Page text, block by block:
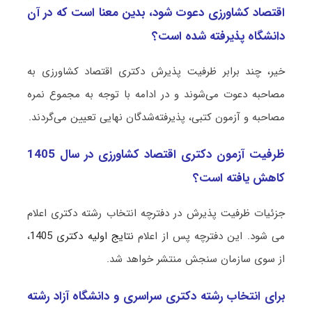
اﻗﺘﺼﺎد ﻛﺸﺎورزی دعوت شود، بدین معنا است که در آن
دانشگاه پذیرفته شده است؟
خیر، چند برابر ظرفیت پذیرش دکتری اﻗﺘﺼﺎد ﻛﺸﺎورزی به
مصاحبه دعوت می‌شوند و در ادامه با توجه به مجموع نمره
مصاحبه و آزمون کتبی، پذیرفته‌شدگان نهایی تعیین می‌گردند.
ظرفیت آزمون دکتری اﻗﺘﺼﺎد ﻛﺸﺎورزی در سال 1405
کاهش یافته است؟
جزئیات ظرفیت پذیرش در دفترچه انتخاب رشته دکتری اعلام
می شود. این دفترچه پس از اعلام نتایج اولیه دکتری 1405
،
از سوی سازمان سنجش منتشر خواهد شد.
برای انتخاب رشته دکتری سراسری و دانشگاه آزاد رشته